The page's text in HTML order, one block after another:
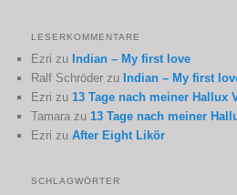
LESERKOMMENTARE
Ezri zu Indian – My first love
Ralf Schröder zu Indian – My first
Ezri zu13 Tage nach meiner Hallux
Tamara zu13 Tage nach meiner
Ezri zuAfter Eight Likör
SCHLAGWÖRTER